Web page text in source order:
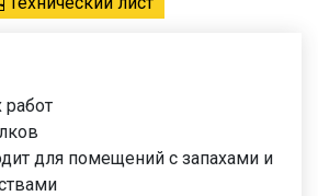
работ
для помещений с запахами и